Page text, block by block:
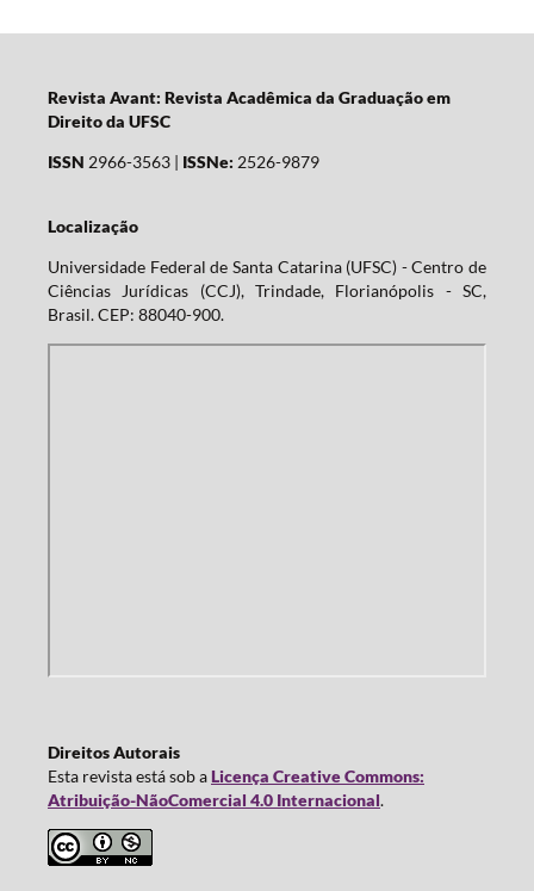
Revista Avant: Revista Acadêmica da Graduação em
Direito da UFSC
ISSN 2966-3563 | ISSNe: 2526-9879
Localização
Universidade Federal de Santa Catarina (UFSC) - Centro de
Ciências Jurídicas (CCJ), Trindade, Florianópolis - SC,
Brasil. CEP: 88040-900.
Direitos Autorais
Esta revista está sob aLicença Creative Commons:
Atribuição-NãoComercial 4.0 Internacional.